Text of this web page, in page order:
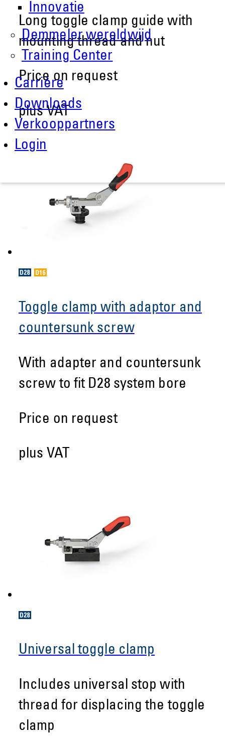
Innovatie
Demmeler wereldwijd
Training Center
Carrière
Downloads
Verkooppartners
Login
Long toggle clamp guide with
mounting thread and nut
Price on request
plus VAT
Toggle clamp with adaptor and
countersunk screw
With adapter and countersunk
screw to fit D28 system bore
Price on request
plus VAT
Universal toggle clamp
Includes universal stop with
thread for displacing the toggle
clamp